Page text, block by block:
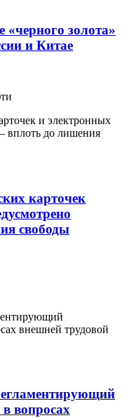
«черного золота»
и Китае
карточек
свободы
вопросах